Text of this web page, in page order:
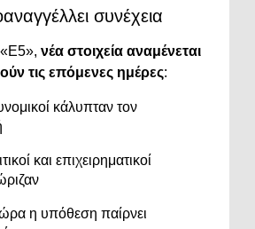
συνέχεια
νέα στοιχεία αναμένεται
τις επόμενες ημέρες:
κάλυπταν τον
και επιχειρηματικοί
η υπόθεση παίρνει